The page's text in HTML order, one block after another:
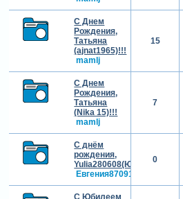
С Днем
Рождения,
Татьяна
(ajnat1965)!!!
mamlj
15
С Днем
Рождения,
Татьяна
(Nika 15)!!!
mamlj
7
С днём
рождения,
Yulia280608(Юлия)!!!
Евгения870914
0
С Юбилеем